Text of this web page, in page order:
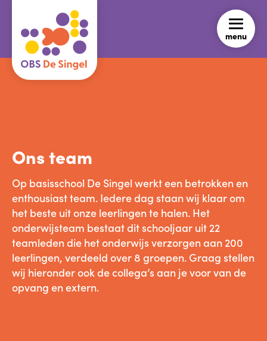
menu
Ons team
Op basisschool De Singel werkt een betrokken en
enthousiast team. Iedere dag staan wij klaar om
het beste uit onze leerlingen te halen. Het
onderwijsteam bestaat dit schooljaar uit 22
teamleden die het onderwijs verzorgen aan 200
leerlingen, verdeeld over 8 groepen. Graag stellen
wij hieronder ook de collega’s aan je voor van de
opvang en extern.